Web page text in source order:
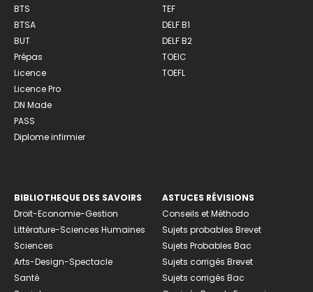
BTS
BTSA
BUT
Prépas
Licence
Licence Pro
DN Made
PASS
Diplome infirmier
TEF
DELF B1
DELF B2
TOEIC
TOEFL
BIBLIOTHEQUE DES SAVOIRS
Droit-Economie-Gestion
Littérature-Sciences Humaines
Sciences
Arts-Design-Spectacle
Santé
ASTUCES RÉVISIONS
Conseils et Méthodo
Sujets probables Brevet
Sujets Probables Bac
Sujets corrigés Brevet
Sujets corrigés Bac